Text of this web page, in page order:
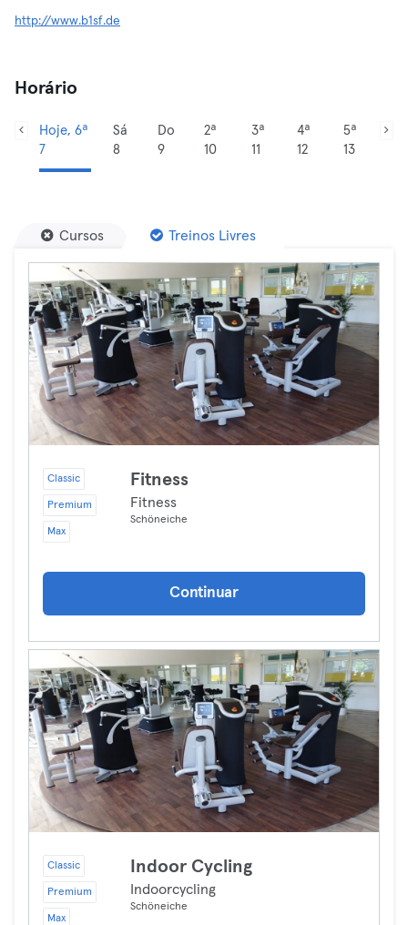
http://www.b1sf.de
Horário
Hoje, 6ª
7
Sá
8
Do
9
2ª
10
3ª
11
4ª
12
5ª
13
Cursos Treinos Livres
Classic
Premium
Max
Fitness
Fitness
Schöneiche
Continuar
Classic
Premium
Max
Indoor Cycling
Indoorcycling
Schöneiche